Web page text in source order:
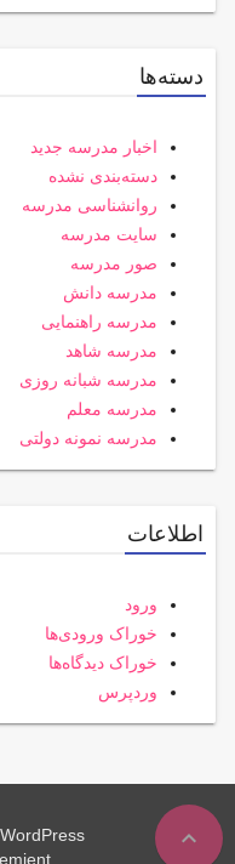
expand_less
دسته‌ها
اخبار مدرسه جدید
دسته‌بندی نشده
روانشناسی مدرسه
سایت مدرسه
صور مدرسه
مدرسه دانش
مدرسه راهنمایی
مدرسه شاهد
مدرسه شبانه روزی
مدرسه معلم
مدرسه نمونه دولتی
اطلاعات
ورود
خوراک ورودی‌ها
خوراک دیدگاه‌ها
وردپرس
WordPress